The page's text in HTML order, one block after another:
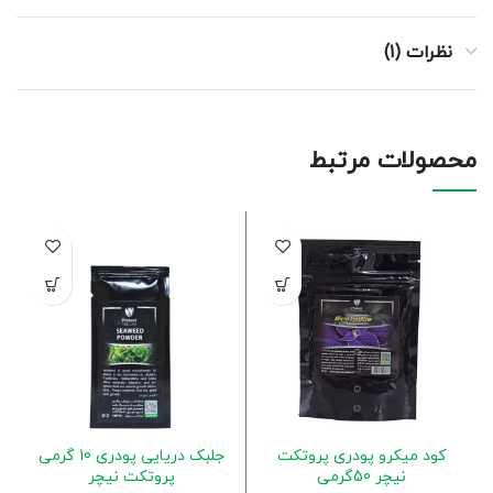
نظرات (1)
محصولات مرتبط
کود میکرو پودری پروتکت
نیچر 50گرمی
جلبک دریایی پودری 10 گرمی
پروتکت نیچر